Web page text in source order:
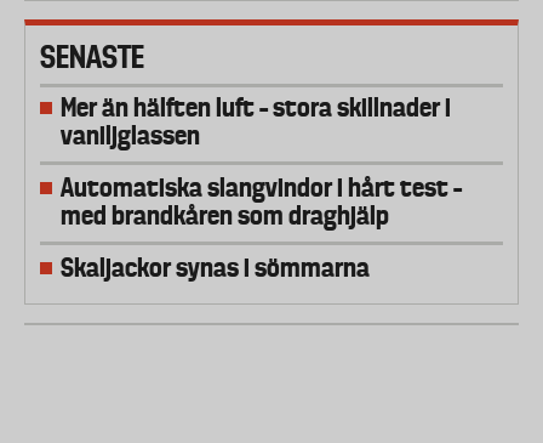
SENASTE
Mer än hälften luft – stora skillnader i
vaniljglassen
Automatiska slangvindor i hårt test –
med brandkåren som draghjälp
Skaljackor synas i sömmarna